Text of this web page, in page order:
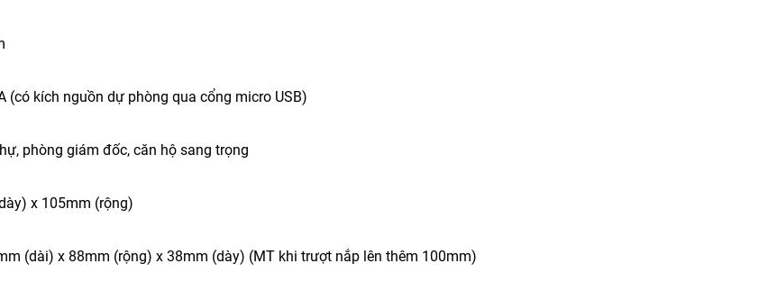
(có kích nguồn dự phòng qua cổng micro USB)
phòng giám đốc, căn hộ sang trọng
x 105mm (rộng)
(dài) x 88mm (rộng) x 38mm (dày) (MT khi trượt nắp lên thêm 100mm)